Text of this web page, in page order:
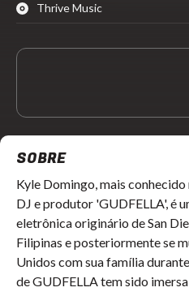
Thrive Music
SOBRE
Kyle Domingo, mais
DJ e produtor 'GUDFELLA', é
eletrônica originário de San
Filipinas e posteriormente se
Unidos com sua família
de GUDFELLA tem sido